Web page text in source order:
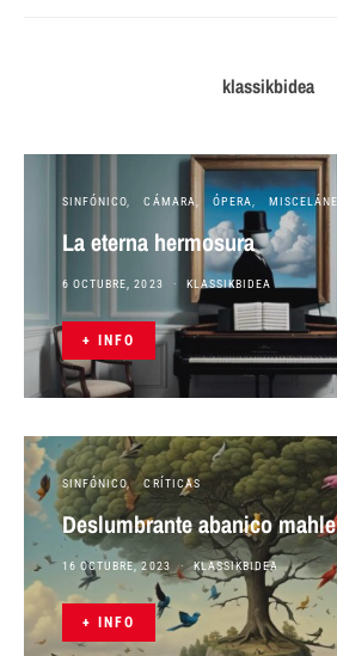
klassikbidea
SINFÓNICO CÁMARA ÓPERA
La eterna hermosura
6 OCTUBRE, 2023 KLASSIKBIDEA
+ INFO
SINFÓNICO CRÍTICAS
Deslumbrante abanico
16 OCTUBRE, 2023 KLASSIKBIDEA
+ INFO